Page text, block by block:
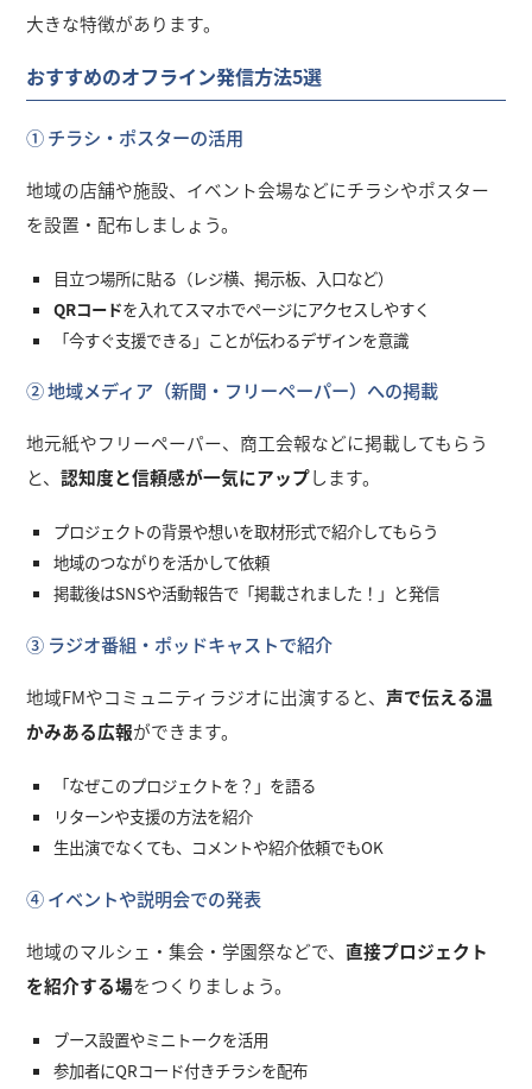
大きな特徴があります。
おすすめのオフライン発信方法5選
① チラシ・ポスターの活用
地域の店舗や施設、イベント会場などにチラシやポスター
を設置・配布しましょう。
目立つ場所に貼る（レジ横、掲示板、入口など）
QRコードを入れてスマホでページにアクセスしやすく
「今すぐ支援できる」ことが伝わるデザインを意識
② 地域メディア（新聞・フリーペーパー）への掲載
地元紙やフリーペーパー、商工会報などに掲載してもらう
と、認知度と信頼感が一気にアップします。
プロジェクトの背景や想いを取材形式で紹介してもらう
地域のつながりを活かして依頼
掲載後はSNSや活動報告で「掲載されました！」と発信
③ ラジオ番組・ポッドキャストで紹介
地域FMやコミュニティラジオに出演すると、 声で伝える温
かみある広報ができます。
「なぜこのプロジェクトを？」を語る
リターンや支援の方法を紹介
生出演でなくても、コメントや紹介依頼でもOK
④ イベントや説明会での発表
地域のマルシェ・集会・学園祭などで、直接プロジェクト
を紹介する場をつくりましょう。
ブース設置やミニトークを活用
参加者にQRコード付きチラシを配布